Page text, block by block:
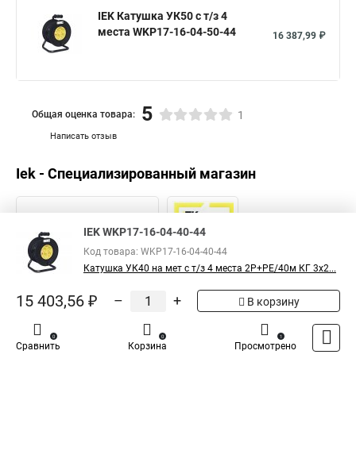
IEK Катушка УК50 с т/з 4
места WKP17-16-04-50-44
16 387,99 ₽
Написать отзыв
Общая оценка товара: 5 1
Iek - Специализированный магазин
Войти
IEK WKP17-16-04-40-44
Код товара: WKP17-16-04-40-44
Катушка УК40 на мет с т/з 4 места 2Р+PЕ/40м КГ 3х2...
15 403,56 ₽ – + В корзину
Сравнить
0
Корзина
0
Просмотрено
1